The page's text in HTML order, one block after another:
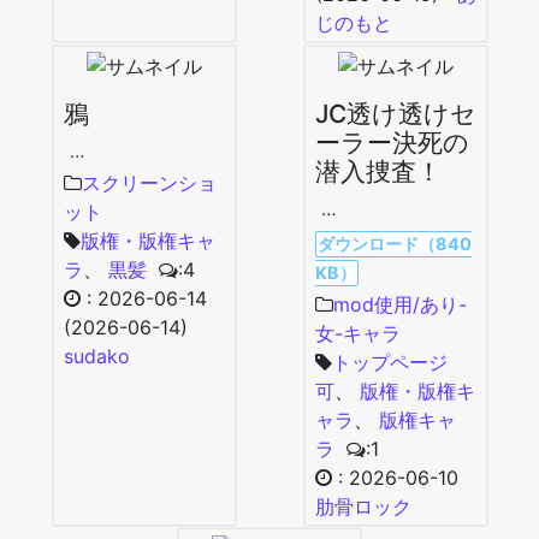
じのもと
鴉
…
スクリーンショ
ット
版権・版権キャ
ラ 、 黒髪
:4
: 2026-06-14
(2026-06-14)
sudako
JC透け透けセ
ーラー決死の
潜入捜査！
…
ダウンロード（840
KB）
mod使用/あり-
女-キャラ
トップページ
可、 版権・版権キ
ャラ
版権キャ
ラ
:1
: 2026-06-10
肋骨ロック